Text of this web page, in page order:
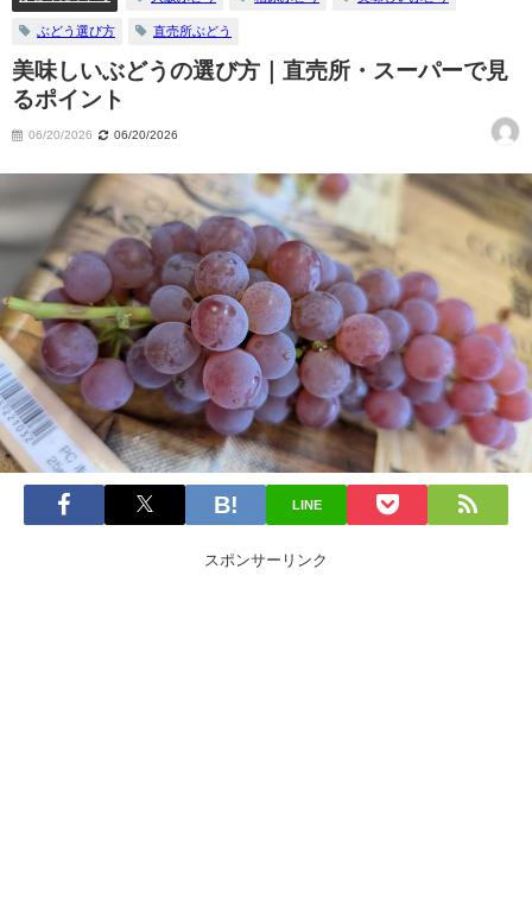
ぶどう選び方 直売所ぶどう
美味しいぶどうの選び方｜直売所・スーパーで見
るポイント
06/20/2026 06/20/2026
LINE
スポンサーリンク